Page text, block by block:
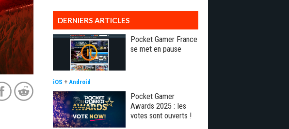
DERNIERS ARTICLES
Pocket Gamer France
se met en pause
iOS + Android
Pocket Gamer
Awards 2025 : les
votes sont ouverts !